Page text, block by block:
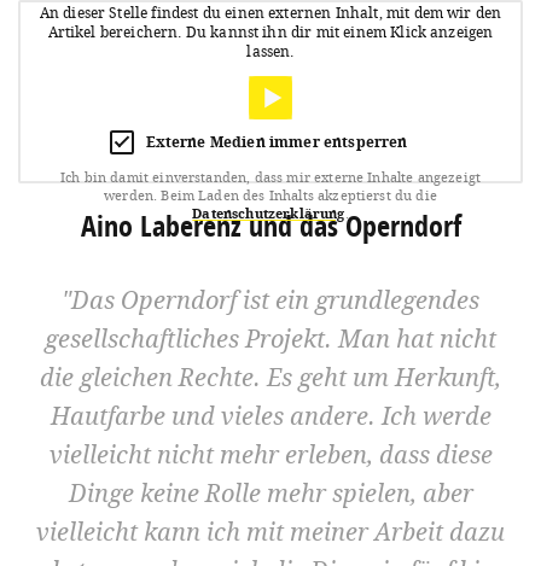
An dieser Stelle findest du einen externen Inhalt, mit dem wir den
Artikel bereichern. Du kannst ihn dir mit einem Klick anzeigen
lassen.
Externe Medien immer entsperren
Ich bin damit einverstanden, dass mir externe Inhalte angezeigt
werden. Beim Laden des Inhalts akzeptierst du die
Datenschutzerklärung
Aino Laberenz und das Operndorf
Das Operndorf ist ein grundlegendes
gesellschaftliches Projekt. Man hat nicht
die gleichen Rechte. Es geht um Herkunft,
Hautfarbe und vieles andere. Ich werde
vielleicht nicht mehr erleben, dass diese
Dinge keine Rolle mehr spielen, aber
vielleicht kann ich mit meiner Arbeit dazu